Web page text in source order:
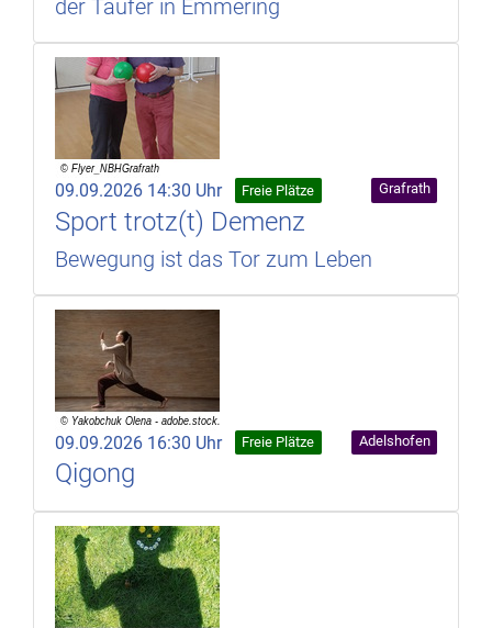
der Täufer in Emmering
09.09.2026 14:30 Uhr Freie Plätze Grafrath
Sport trotz(t) Demenz
Bewegung ist das Tor zum Leben
09.09.2026 16:30 Uhr Freie Plätze Adelshofen
Qigong